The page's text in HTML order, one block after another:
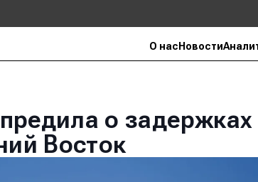
О нас Новости
о задержках
Восток